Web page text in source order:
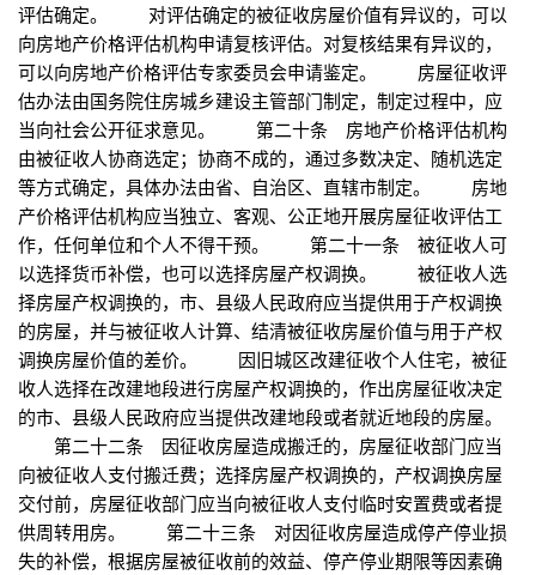
评估确定。 对评估确定的被征收房屋价值有异议的，可以
向房地产价格评估机构申请复核评估。对复核结果有异议的，
可以向房地产价格评估专家委员会申请鉴定。 房屋征收评
估办法由国务院住房城乡建设主管部门制定，制定过程中，应
当向社会公开征求意见。 第二十条 房地产价格评估机构
由被征收人协商选定；协商不成的，通过多数决定、随机选定
等方式确定，具体办法由省、自治区、直辖市制定。 房地
产价格评估机构应当独立、客观、公正地开展房屋征收评估工
作，任何单位和个人不得干预。 第二十一条 被征收人可
以选择货币补偿，也可以选择房屋产权调换。 被征收人选
择房屋产权调换的，市、县级人民政府应当提供用于产权调换
的房屋，并与被征收人计算、结清被征收房屋价值与用于产权
调换房屋价值的差价。 因旧城区改建征收个人住宅，被征
收人选择在改建地段进行房屋产权调换的，作出房屋征收决定
的市、县级人民政府应当提供改建地段或者就近地段的房屋。
第二十二条 因征收房屋造成搬迁的，房屋征收部门应当
向被征收人支付搬迁费；选择房屋产权调换的，产权调换房屋
交付前，房屋征收部门应当向被征收人支付临时安置费或者提
供周转用房。 第二十三条 对因征收房屋造成停产停业损
失的补偿，根据房屋被征收前的效益、停产停业期限等因素确